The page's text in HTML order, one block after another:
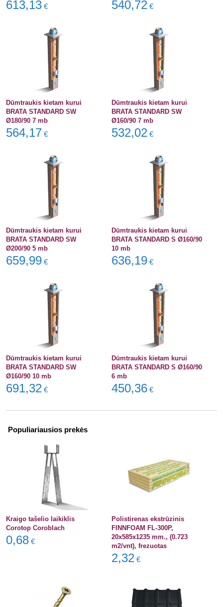
613,13 € 540,72 €
Dūmtraukis kietam kurui
BRATA STANDARD SW
Ø180/90 7 mb
564,17 €
Dūmtraukis kietam kurui
BRATA STANDARD SW
Ø160/90 7 mb
532,02 €
Dūmtraukis kietam kurui
BRATA STANDARD SW
Ø200/90 5 mb
659,99 €
Dūmtraukis kietam kurui
BRATA STANDARD S Ø160/90
10 mb
636,19 €
Dūmtraukis kietam kurui
BRATA STANDARD SW
Ø160/90 10 mb
691,32 €
Dūmtraukis kietam kurui
BRATA STANDARD S Ø160/90
6 mb
450,36 €
Populiariausios prekės
Kraigo tašelio laikiklis
Corotop Coroblach
0,68 €
Polistirenas ekstrūzinis
FINNFOAM FL-300P,
20x585x1235 mm., (0.723
m2/vnt), frezuotas
2,32 €